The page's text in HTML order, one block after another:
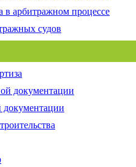
в арбитражном процессе
судов
документации
документации